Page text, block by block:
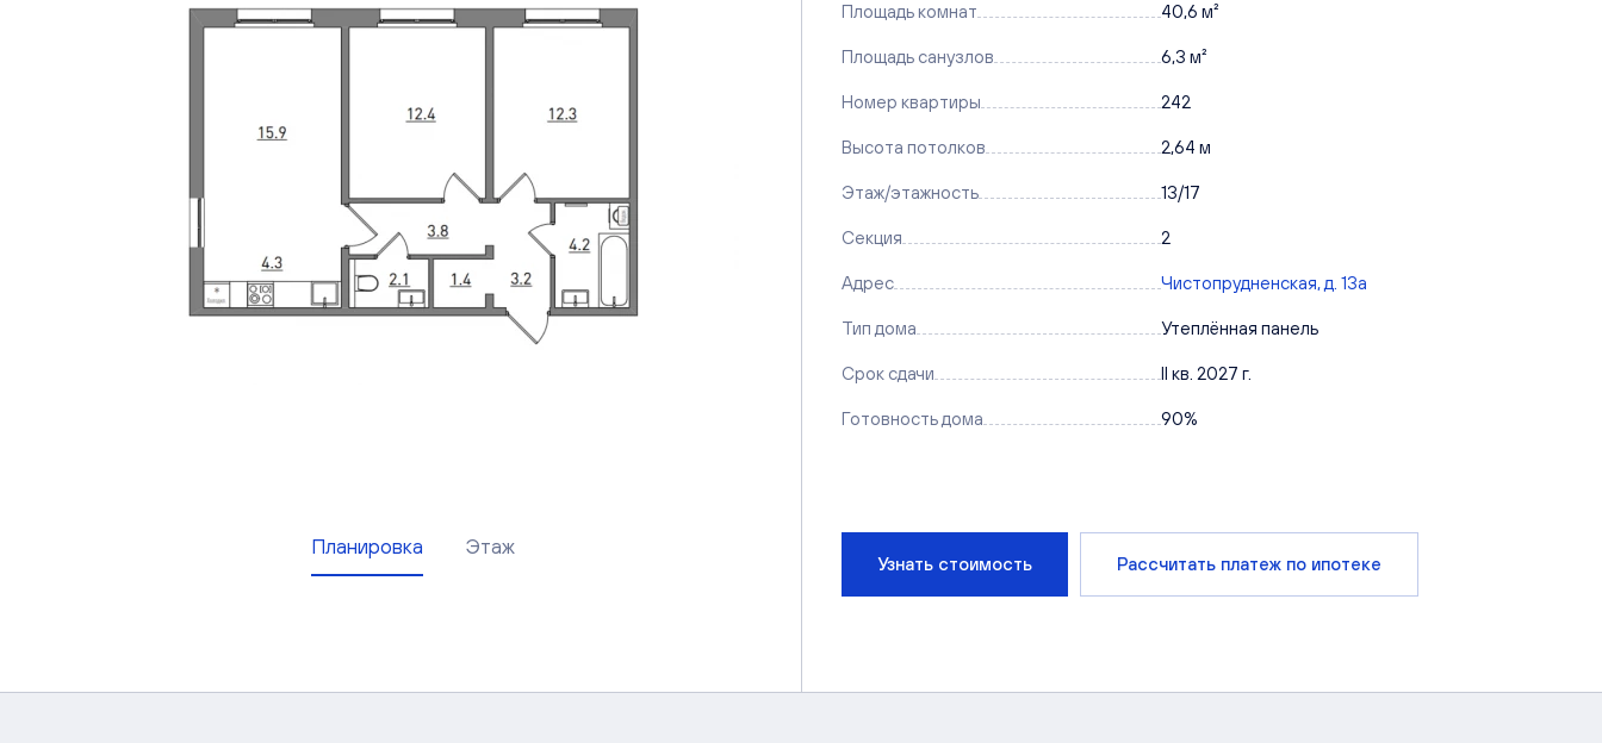
Планировка Этаж
Площадь комнат 40,6 м²
Площадь санузлов 6,3 м²
Номер квартиры 242
Высота потолков 2,64 м
Этаж/этажность 13/17
Секция 2
Адрес Чистопрудненская, д. 13а
Тип дома Утеплённая панель
Срок сдачи II кв. 2027 г.
Готовность дома 90%
Узнать стоимость Рассчитать платеж по ипотеке